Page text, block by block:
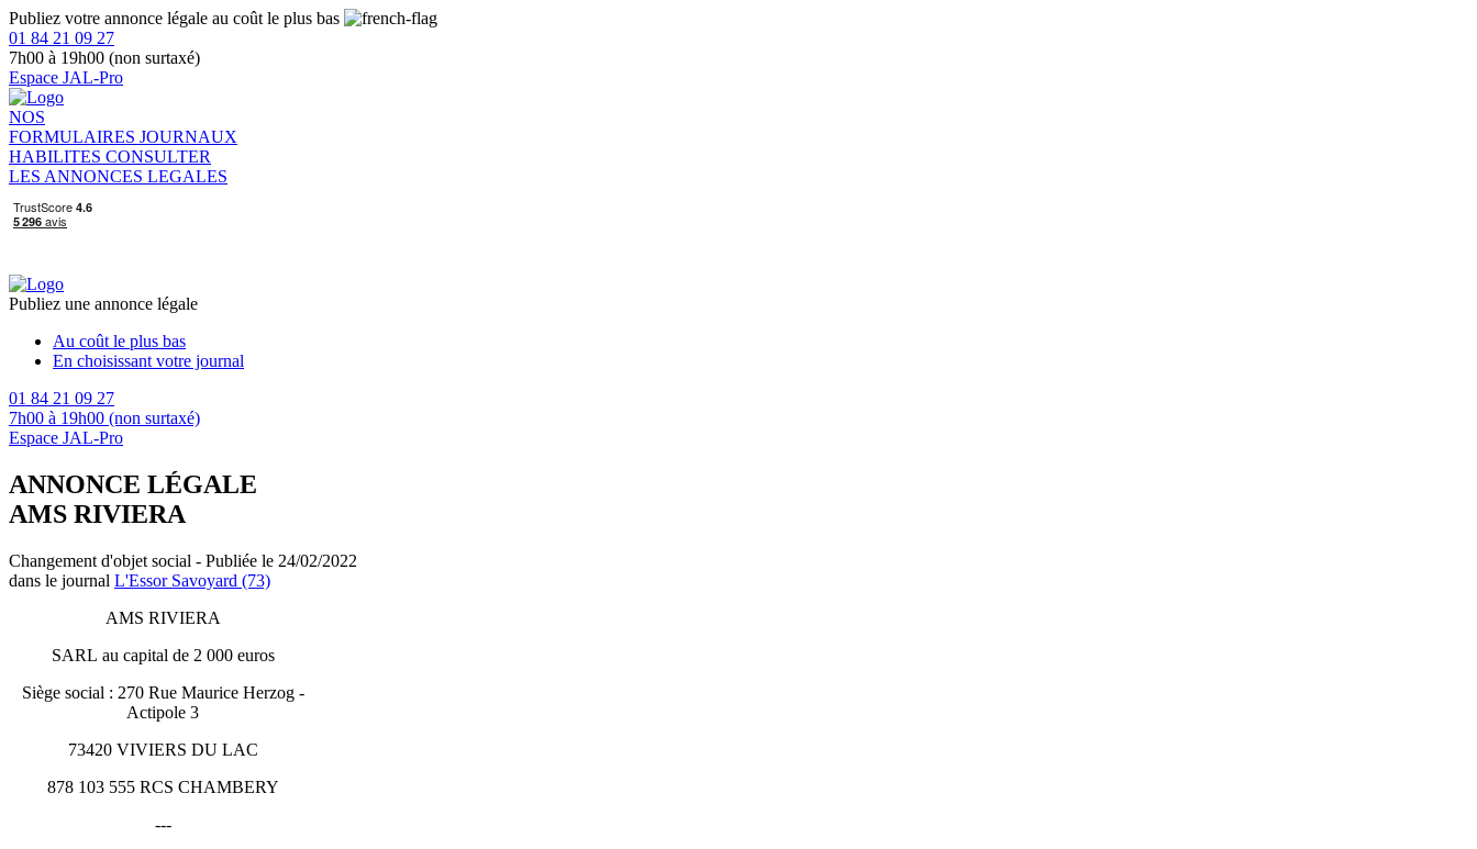
Publiez votre annonce légale au coût le plus bas
01 84 21 09 27
7h00 à 19h00 (non surtaxé)
Espace JAL-Pro
NOS
FORMULAIRES JOURNAUX
HABILITES CONSULTER
LES ANNONCES LEGALES
Publiez une annonce légale
Au coût le plus bas
En choisissant votre journal
01 84 21 09 27
7h00 à 19h00 (non surtaxé)
Espace JAL-Pro
ANNONCE LÉGALE
AMS RIVIERA
Changement d'objet social - Publiée le 24/02/2022
dans le journal L'Essor Savoyard (73)
AMS RIVIERA
SARL au capital de 2 000 euros
Siège social : 270 Rue Maurice Herzog -
Actipole 3
73420 VIVIERS DU LAC
878 103 555 RCS CHAMBERY
---